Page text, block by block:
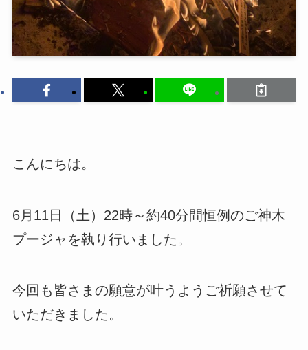
こんにちは。
6月11日（土）22時～約40分間恒例のご神木
プージャを執り行いました。
今回も皆さまの願意が叶うようご祈願させて
いただきました。